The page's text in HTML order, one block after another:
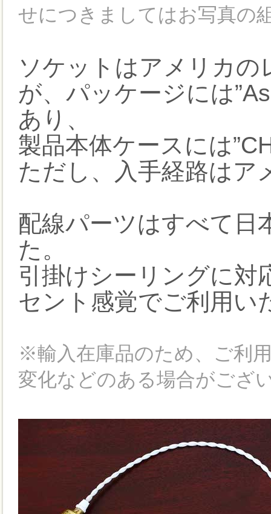
せにつきましてはお写真の
ソケットはアメリカ
が、パッケージには
あり、
製品本体ケースには
ただし、入手経路はア
配線パーツはすべて日
た。
引掛けシーリングに対
セント感覚でご利用い
※輸入在庫品のため、ご利
変化などのある場合がござ